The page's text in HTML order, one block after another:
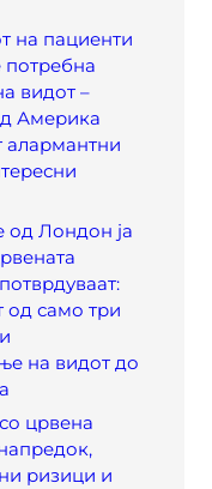
на пациенти
видот –
Америка
алармантни
од Лондон ја
од само три
на видот до
црвена
ризици и